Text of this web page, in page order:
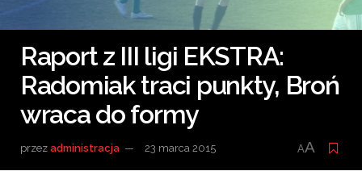
Raport z III ligi EKSTRA:
Radomiak traci punkty, Broń
wraca do formy
przez administracja 23 marca 2015 AA